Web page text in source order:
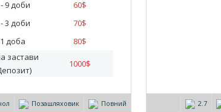
9 доби
60$
3 доби
70$
1 доба
80$
застави
1000$
Позашляховик Повний 2.7